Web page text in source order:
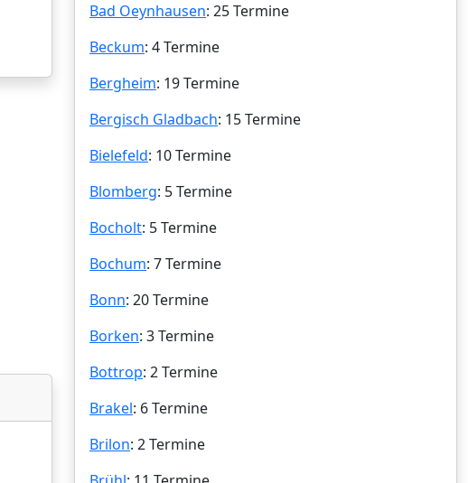
Bad Oeynhausen: 25 Termine
Beckum: 4 Termine
Bergheim: 19 Termine
Bergisch Gladbach: 15 Termine
Bielefeld: 10 Termine
Blomberg: 5 Termine
Bocholt: 5 Termine
Bochum: 7 Termine
Bonn: 20 Termine
Borken: 3 Termine
Bottrop: 2 Termine
Brakel: 6 Termine
Brilon: 2 Termine